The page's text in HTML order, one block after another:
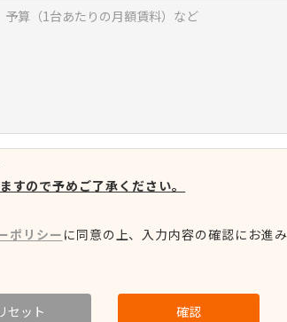
すので予めご了承ください。
ポリシーに同意の上、入力内容の確認にお進み
セット 確認